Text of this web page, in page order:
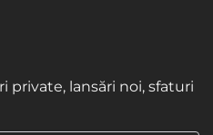
private, lansări noi, sfaturi